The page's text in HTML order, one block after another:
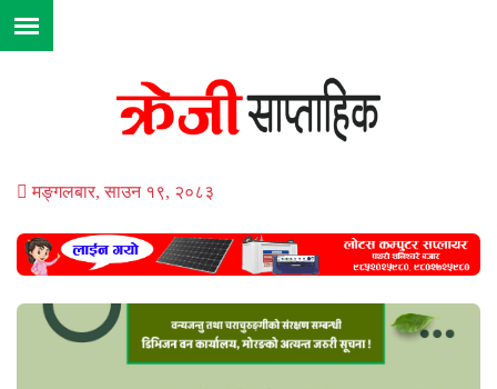
मङ्गलबार, साउन १९, २०८३